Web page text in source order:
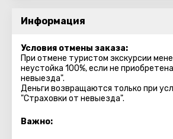
Информация
Условия отмены заказа:
При отмене туристом экскурсии
неустойка 100%, если не
невыезда".
Деньги возвращаются только при
"Страховки от невыезда".
Важно: